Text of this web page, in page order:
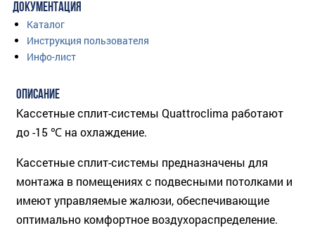
ДОКУМЕНТАЦИЯ
Каталог
Инструкция пользователя
Инфо-лист
ОПИСАНИЕ
Кассетные сплит-системы Quattroclima работают
до -15 ℃ на охлаждение.
Кассетные сплит-системы предназначены для
монтажа в помещениях с подвесными потолками и
имеют управляемые жалюзи, обеспечивающие
оптимально комфортное воздухораспределение.